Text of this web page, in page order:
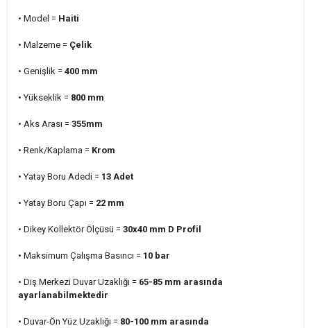
• Model = Haiti
• Malzeme = Çelik
• Genişlik = 400 mm
• Yükseklik = 800 mm
• Aks Arası = 355mm
• Renk/Kaplama = Krom
• Yatay Boru Adedi = 13 Adet
• Yatay Boru Çapı = 22 mm
• Dikey Kollektör Ölçüsü = 30x40 mm D Profil
• Maksimum Çalışma Basıncı = 10 bar
• Diş Merkezi Duvar Uzaklığı = 65-85 mm arasında
ayarlanabilmektedir
• Duvar-Ön Yüz Uzaklığı = 80-100 mm arasında